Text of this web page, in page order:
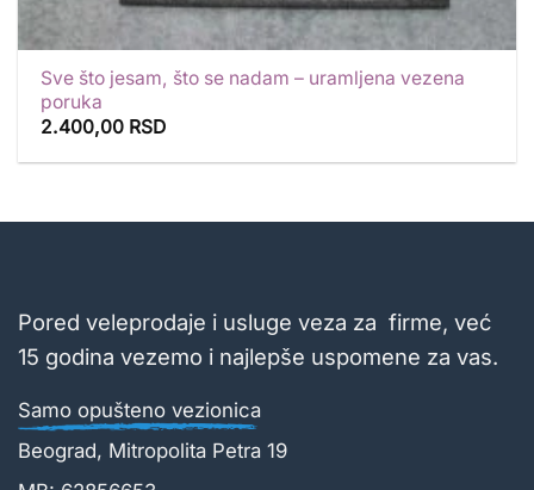
Sve što jesam, što se nadam – uramljena vezena
poruka
2.400,00 RSD
Pored veleprodaje i usluge veza za firme, već
15 godina vezemo i najlepše uspomene za vas.
Samo opušteno vezionica
Beograd, Mitropolita Petra 19